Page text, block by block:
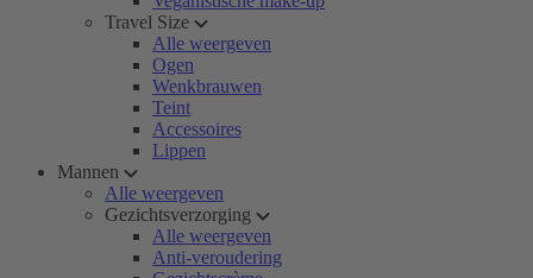
Travel Size
Alle weergeven
Ogen
Wenkbrauwen
Teint
Accessoires
Lippen
Mannen
Alle weergeven
Gezichtsverzorging
Alle weergeven
Anti-veroudering